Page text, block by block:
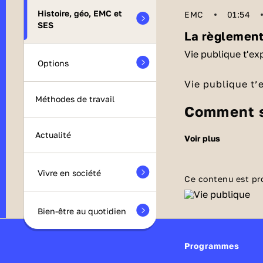
Histoire, géo, EMC et
SES
Options
Méthodes de travail
Actualité
Vivre en société
Bien-être au quotidien
EMC 01:54
La
Vie publique
Vie publique
organismes
régulent aussi
et le transport
les
sols.
En quoi
agricole
provoquer des
voir plus
Ce contenu est
Programmes